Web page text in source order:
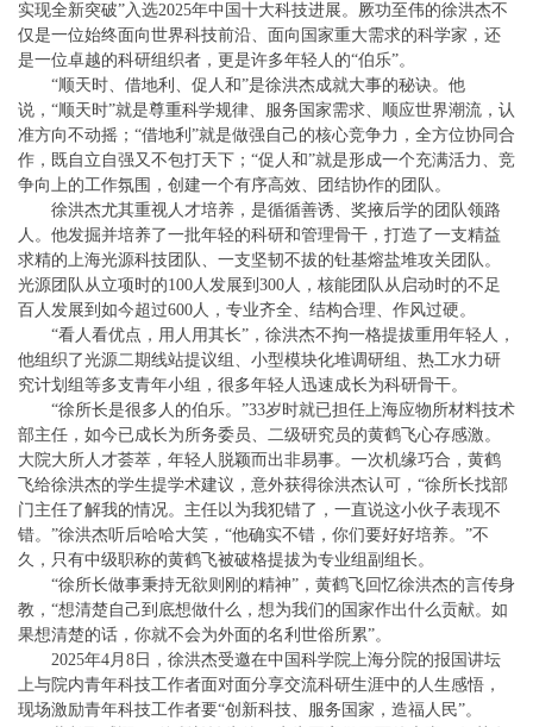
实现全新突破”入选2025年中国十大科技进展。厥功至伟的徐洪杰不
仅是一位始终面向世界科技前沿、面向国家重大需求的科学家，还
是一位卓越的科研组织者，更是许多年轻人的“伯乐”。
“顺天时、借地利、促人和”是徐洪杰成就大事的秘诀。他
说，“顺天时”就是尊重科学规律、服务国家需求、顺应世界潮流，认
准方向不动摇；“借地利”就是做强自己的核心竞争力，全方位协同合
作，既自立自强又不包打天下；“促人和”就是形成一个充满活力、竞
争向上的工作氛围，创建一个有序高效、团结协作的团队。
徐洪杰尤其重视人才培养，是循循善诱、奖掖后学的团队领路
人。他发掘并培养了一批年轻的科研和管理骨干，打造了一支精益
求精的上海光源科技团队、一支坚韧不拔的钍基熔盐堆攻关团队。
光源团队从立项时的100人发展到300人，核能团队从启动时的不足
百人发展到如今超过600人，专业齐全、结构合理、作风过硬。
“看人看优点，用人用其长”，徐洪杰不拘一格提拔重用年轻人，
他组织了光源二期线站提议组、小型模块化堆调研组、热工水力研
究计划组等多支青年小组，很多年轻人迅速成长为科研骨干。
“徐所长是很多人的伯乐。”33岁时就已担任上海应物所材料技术
部主任，如今已成长为所务委员、二级研究员的黄鹤飞心存感激。
大院大所人才荟萃，年轻人脱颖而出非易事。一次机缘巧合，黄鹤
飞给徐洪杰的学生提学术建议，意外获得徐洪杰认可，“徐所长找部
门主任了解我的情况。主任以为我犯错了，一直说这小伙子表现不
错。”徐洪杰听后哈哈大笑，“他确实不错，你们要好好培养。”不
久，只有中级职称的黄鹤飞被破格提拔为专业组副组长。
“徐所长做事秉持无欲则刚的精神”，黄鹤飞回忆徐洪杰的言传身
教，“想清楚自己到底想做什么，想为我们的国家作出什么贡献。如
果想清楚的话，你就不会为外面的名利世俗所累”。
2025年4月8日，徐洪杰受邀在中国科学院上海分院的报国讲坛
上与院内青年科技工作者面对面分享交流科研生涯中的人生感悟，
现场激励青年科技工作者要“创新科技、服务国家，造福人民”。